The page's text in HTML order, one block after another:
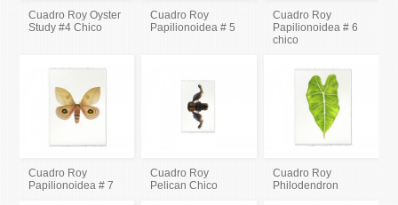
Cuadro Roy Oyster
Study #4 Chico
Cuadro Roy
Papilionoidea # 5
Cuadro Roy
Papilionoidea # 6
chico
Cuadro Roy
Papilionoidea # 7
Cuadro Roy
Pelican Chico
Cuadro Roy
Philodendron